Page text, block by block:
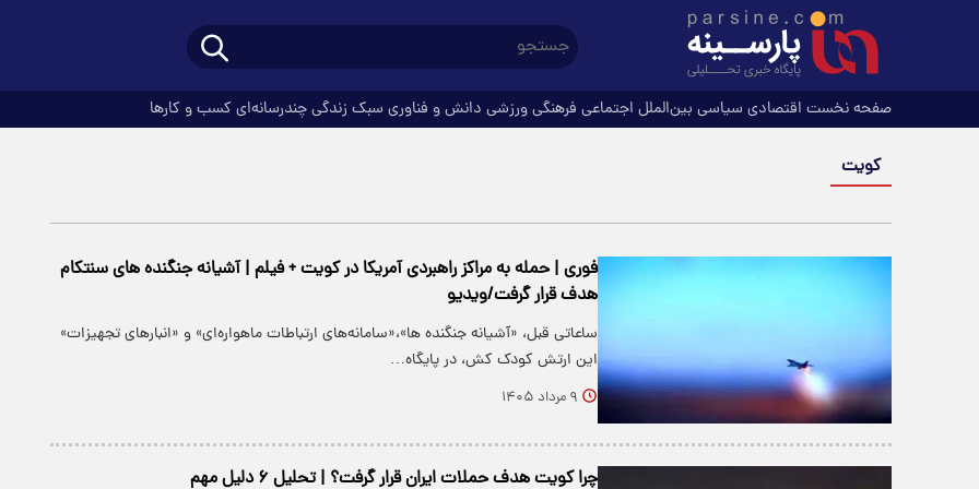
صفحه نخست اقتصادی سیاسی بین‌الملل اجتماعی فرهنگیورزشی دانش و فناوری سبک زندگیچندرسانه‌ای کسب و کارها
کویت
فوری | حمله به مراکز راهبردی آمریکا در کویت + فیلم | آشیانه جنگنده های سنتکام
هدف قرار گرفت/ویدیو
ساعاتی قبل، «آشیانه جنگنده ها»،«سامانه‌های ارتباطات ماهواره‌ای» و «انبارهای تجهیزات»
این ارتش کودک کش، در پایگاه…
۹ مرداد ۱۴۰۵
چرا کویت هدف حملات ایران قرار گرفت؟ | تحلیل ۶ دلیل مهم